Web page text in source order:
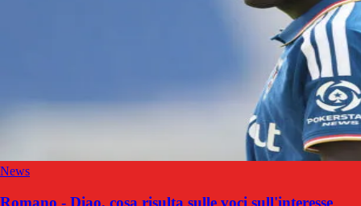
News
Romano - Diao, cosa risulta sulle voci sull'interesse